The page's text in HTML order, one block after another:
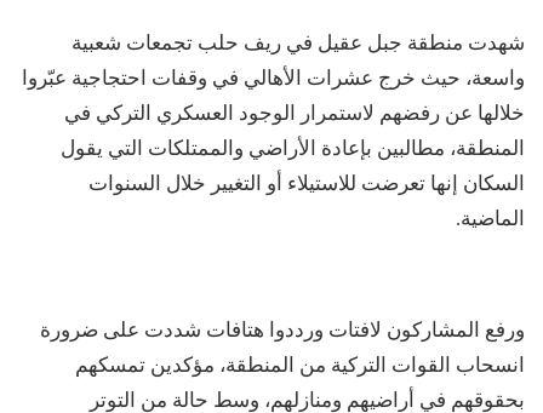
شهدت منطقة جبل عقيل في ريف حلب تجمعات شعبية
واسعة، حيث خرج عشرات الأهالي في وقفات احتجاجية عبّروا
خلالها عن رفضهم لاستمرار الوجود العسكري التركي في
المنطقة، مطالبين بإعادة الأراضي والممتلكات التي يقول
السكان إنها تعرضت للاستيلاء أو التغيير خلال السنوات
الماضية.
ورفع المشاركون لافتات ورددوا هتافات شددت على ضرورة
انسحاب القوات التركية من المنطقة، مؤكدين تمسكهم
بحقوقهم في أراضيهم ومنازلهم، وسط حالة من التوتر